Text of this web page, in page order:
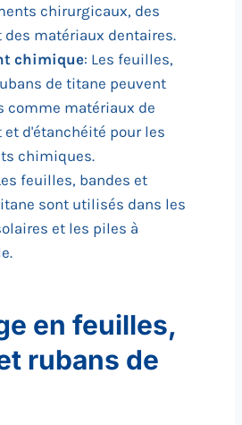
chirurgicaux, des
matériaux dentaires.
chimique: Les feuilles,
de titane peuvent
comme matériaux de
et d'étanchéité pour les
chimiques.
feuilles, bandes et
sont utilisés dans les
et les piles à
en feuilles,
rubans de